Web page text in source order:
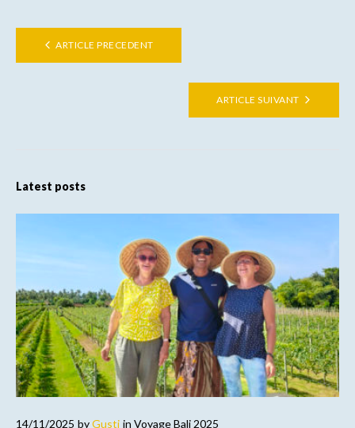
ARTICLE PRECEDENT
ARTICLE SUIVANT
Latest posts
14/11/2025 byGusti in Voyage Bali 2025